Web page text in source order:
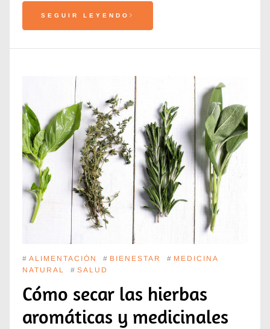
SEGUIR LEYENDO
# ALIMENTACIÓN # BIENESTAR # MEDICINA
NATURAL
# SALUD
Cómo secar las hierbas
aromáticas y medicinales